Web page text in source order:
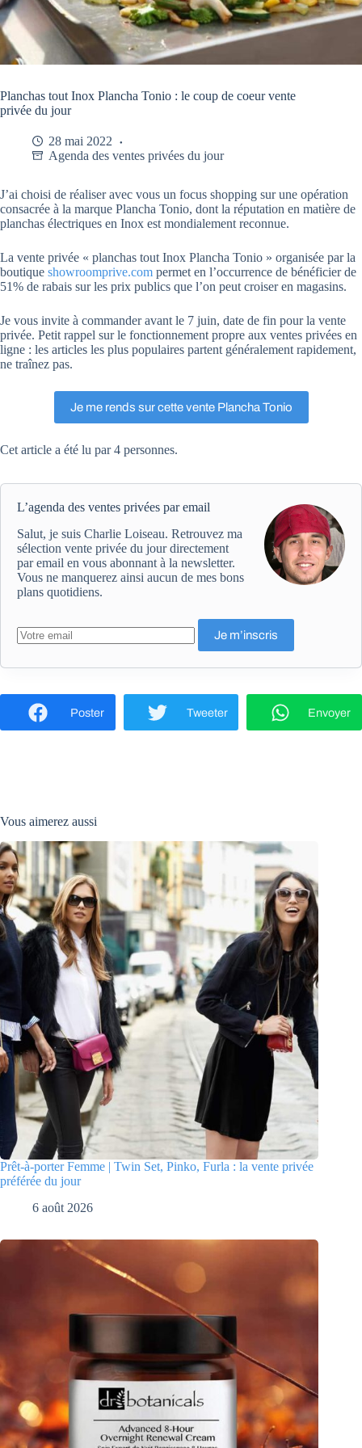
Planchas tout Inox Plancha Tonio : le coup de coeur vente
privée du jour
28 mai 2022
Agenda des ventes privées du jour
J’ai choisi de réaliser avec vous un focus shopping sur une opération
consacrée à la marque Plancha Tonio, dont la réputation en matière de
planchas électriques en Inox est mondialement reconnue.
La vente privée « planchas tout Inox Plancha Tonio » organisée par la
boutique showroomprive.com permet en l’occurrence de bénéficier de
51% de rabais sur les prix publics que l’on peut croiser en magasins.
Je vous invite à commander avant le 7 juin, date de fin pour la vente
privée. Petit rappel sur le fonctionnement propre aux ventes privées en
ligne : les articles les plus populaires partent généralement rapidement,
ne traînez pas.
Je me rends sur cette vente Plancha Tonio
Cet article a été lu par 4 personnes.
L’agenda des ventes privées par email
Salut, je suis Charlie Loiseau. Retrouvez ma
sélection vente privée du jour directement
par email en vous abonnant à la newsletter.
Vous ne manquerez ainsi aucun de mes bons
plans quotidiens.
Poster Tweeter Envoyer
Vous aimerez aussi
Prêt-à-porter Femme | Twin Set, Pinko, Furla : la vente privée
préférée du jour
6 août 2026